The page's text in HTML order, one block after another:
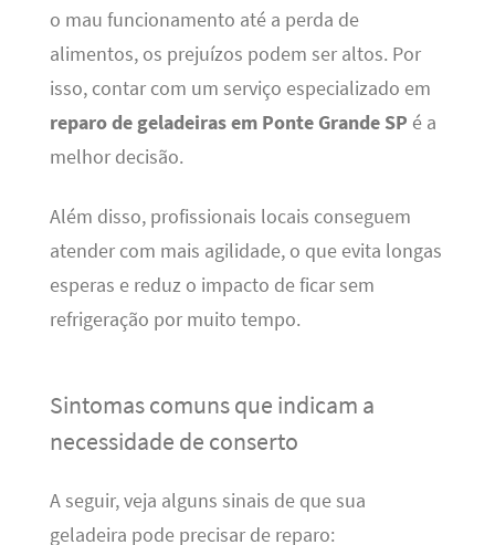
o mau funcionamento até a perda de
alimentos, os prejuízos podem ser altos. Por
isso, contar com um serviço especializado em
reparo de geladeiras em Ponte Grande SP é a
melhor decisão.
Além disso, profissionais locais conseguem
atender com mais agilidade, o que evita longas
esperas e reduz o impacto de ficar sem
refrigeração por muito tempo.
Sintomas comuns que indicam a
necessidade de conserto
A seguir, veja alguns sinais de que sua
geladeira pode precisar de reparo: